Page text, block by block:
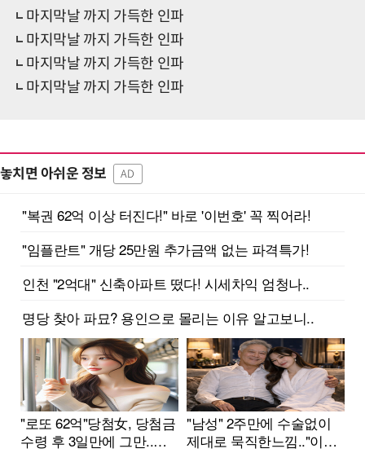
마지막날 까지 가득한 인파
마지막날 까지 가득한 인파
마지막날 까지 가득한 인파
마지막날 까지 가득한 인파
놓치면 아쉬운 정보 AD